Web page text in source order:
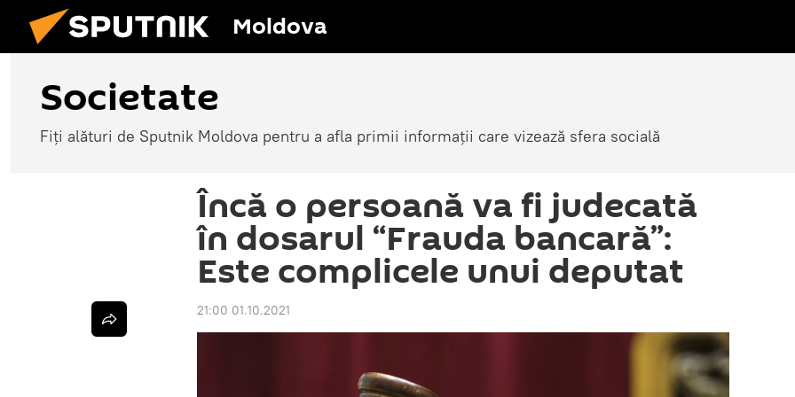
Moldova
Societate
Fiți alături de Sputnik Moldova pentru a afla primii informații care vizează sfera socială
Încă o persoană va fi judecată
în dosarul “Frauda bancară”:
Este complicele unui deputat
21:00 01.10.2021